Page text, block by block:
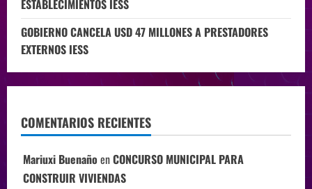
ESTABLECIMIENTOS IESS
GOBIERNO CANCELA USD 47 MILLONES A PRESTADORES
EXTERNOS IESS
COMENTARIOS RECIENTES
Mariuxi Buenaño enCONCURSO MUNICIPAL PARA
CONSTRUIR VIVIENDAS